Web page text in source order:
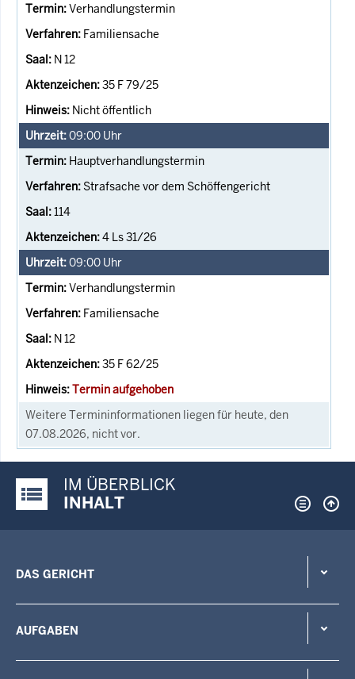
Verhandlungstermin
Familiensache
N 12
35 F 79/25
Nicht öffentlich
09:00 Uhr
Hauptverhandlungstermin
Strafsache vor dem Schöffengericht
114
4 Ls 31/26
09:00 Uhr
Verhandlungstermin
Familiensache
N 12
35 F 62/25
Termin aufgehoben
Weitere Termininformationen liegen für heute, den
07.08.2026, nicht vor.
Justiz-Portal im Überblick:
IM ÜBERBLICK
INHALT
DAS GERICHT
AUFGABEN